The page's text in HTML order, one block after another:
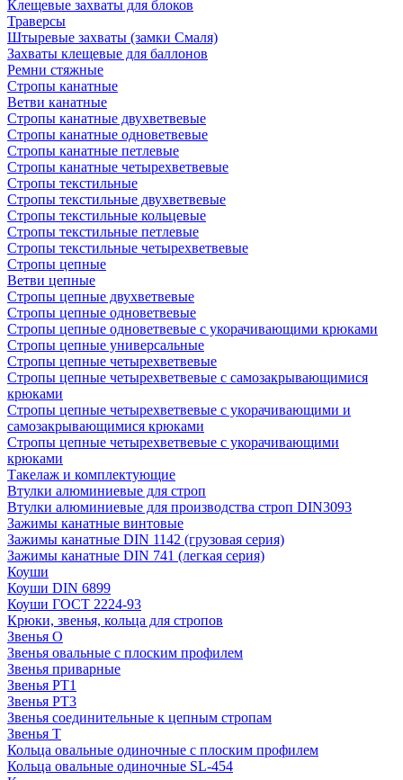
Клещевые захваты для блоков
Траверсы
Штыревые захваты (замки Смаля)
Захваты клещевые для баллонов
Ремни стяжные
Стропы канатные
Ветви канатные
Стропы канатные двухветвевые
Стропы канатные одноветвевые
Стропы канатные петлевые
Стропы канатные четырехветвевые
Стропы текстильные
Стропы текстильные двухветвевые
Стропы текстильные кольцевые
Стропы текстильные петлевые
Стропы текстильные четырехветвевые
Стропы цепные
Ветви цепные
Стропы цепные двухветвевые
Стропы цепные одноветвевые
Стропы цепные одноветвевые с укорачивающими крюками
Стропы цепные универсальные
Стропы цепные четырехветвевые
Стропы цепные четырехветвевые с самозакрывающимися
крюками
Стропы цепные четырехветвевые с укорачивающими и
самозакрывающимися крюками
Стропы цепные четырехветвевые с укорачивающими
крюками
Такелаж и комплектующие
Втулки алюминиевые для строп
Втулки алюминиевые для производства строп DIN3093
Зажимы канатные винтовые
Зажимы канатные DIN 1142 (грузовая серия)
Зажимы канатные DIN 741 (легкая серия)
Коуши
Коуши DIN 6899
Коуши ГОСТ 2224-93
Крюки, звенья, кольца для стропов
Звенья О
Звенья овальные с плоским профилем
Звенья приварные
Звенья РТ1
Звенья РТ3
Звенья соединительные к цепным стропам
Звенья Т
Кольца овальные одиночные c плоским профилем
Кольца овальные одиночные SL-454